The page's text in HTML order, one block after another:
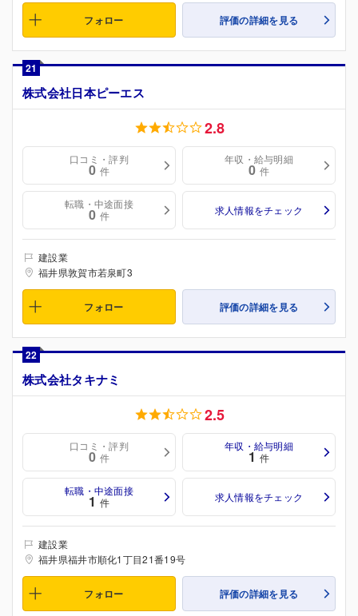
フォロー 評価の詳細を見る
21
株式会社日本ピーエス
2.8
口コミ・評判
0 件
年収・給与明細
0 件
転職・中途面接
0 件 求人情報をチェック
建設業
福井県敦賀市若泉町3
フォロー 評価の詳細を見る
22
株式会社タキナミ
2.5
口コミ・評判
0 件
年収・給与明細
1 件
転職・中途面接
1 件 求人情報をチェック
建設業
福井県福井市順化1丁目21番19号
フォロー 評価の詳細を見る